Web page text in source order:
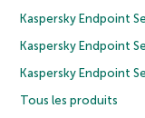
Kaspersky Endpoint
Kaspersky Endpoint
Kaspersky Endpoint
Tous les produits